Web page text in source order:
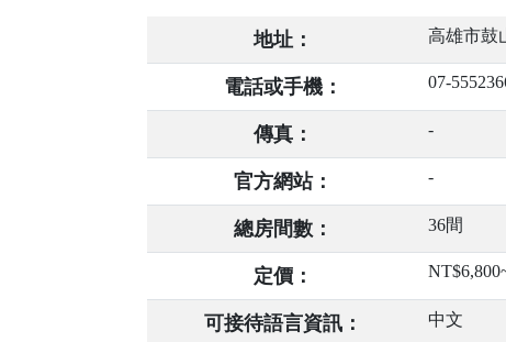
地址： 高雄市鼓
電話或手機： 07-
傳真： -
官方網站： -
總房間數： 36間
定價：
可接待語言資訊： 中文